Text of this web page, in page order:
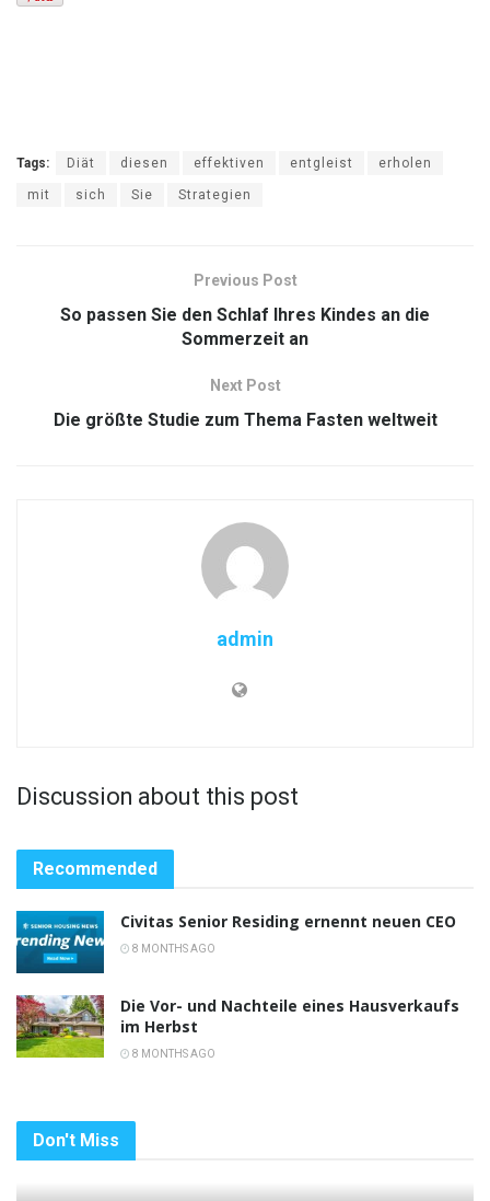
Tags: Diät diesen effektiven entgleist erholen
mit sich Sie Strategien
Previous Post
So passen Sie den Schlaf Ihres Kindes an die
Sommerzeit an
Next Post
Die größte Studie zum Thema Fasten weltweit
admin
Discussion about this post
Recommended
Civitas Senior Residing ernennt neuen CEO
8 MONTHS AGO
Die Vor- und Nachteile eines Hausverkaufs
im Herbst
8 MONTHS AGO
Don't Miss